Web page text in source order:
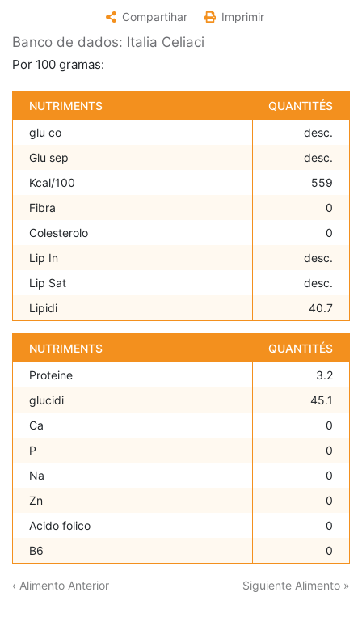
Compartihar Imprimir
Banco de dados: Italia Celiaci
Por 100 gramas:
NUTRIMENTS
QUANTITÉS
glu co
desc.
Glu sep
desc.
Kcal/100
559
Fibra
0
Colesterolo
0
Lip In
desc.
Lip Sat
desc.
Lipidi
40.7
NUTRIMENTS
QUANTITÉS
Proteine
3.2
glucidi
45.1
Ca
0
P
0
Na
0
Zn
0
Acido folico
0
B6
0
‹ Alimento Anterior Siguiente Alimento »